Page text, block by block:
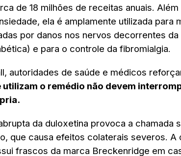
de 18 milhões de receitas anuais.
ela é amplamente utilizada para
por danos nos nervos decorrentes da
e para o controle da fibromialgia.
autoridades de saúde e médicos
utilizam o remédio não devem
da duloxetina provoca a chamada
que causa efeitos colaterais severos. A
frascos da marca Breckenridge em